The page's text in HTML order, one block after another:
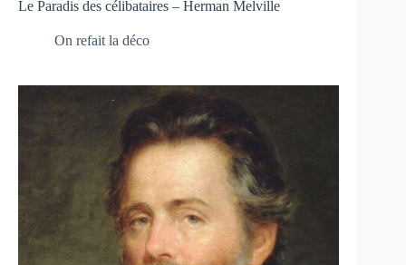
Le Paradis des célibataires – Herman Melville
On refait la déco